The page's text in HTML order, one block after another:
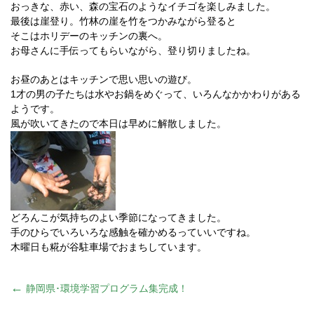
おっきな、赤い、森の宝石のようなイチゴを楽しみました。
最後は崖登り。竹林の崖を竹をつかみながら登ると
そこはホリデーのキッチンの裏へ。
お母さんに手伝ってもらいながら、登り切りましたね。
お昼のあとはキッチンで思い思いの遊び。
1才の男の子たちは水やお鍋をめぐって、いろんなかかわりがある
ようです。
風が吹いてきたので本日は早めに解散しました。
どろんこが気持ちのよい季節になってきました。
手のひらでいろいろな感触を確かめるっていいですね。
木曜日も糀が谷駐車場でおまちしています。
投
← 静岡県･環境学習プログラム集完成！